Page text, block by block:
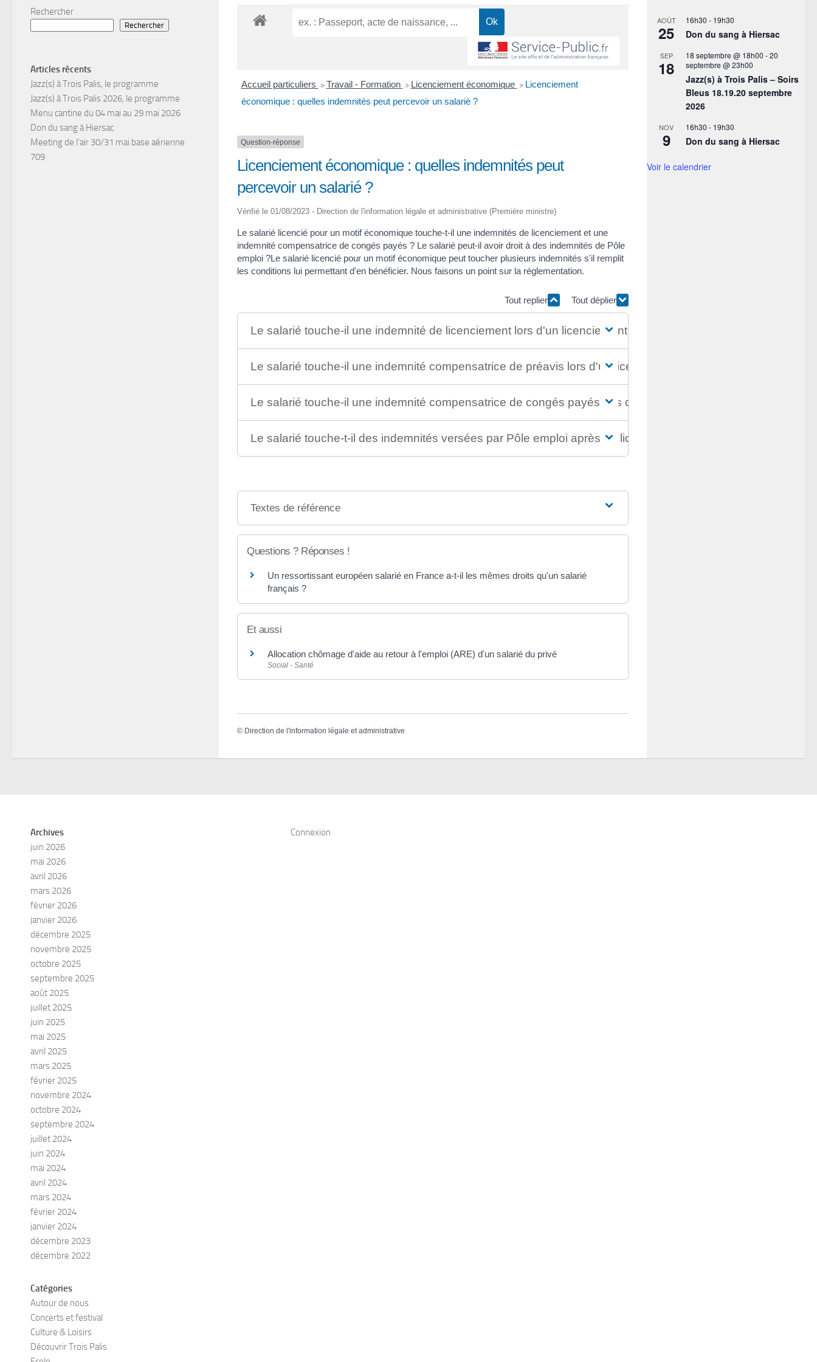
Accueil particuliers > Travail - Formation > Licenciement économique > Licenciement
économique : quelles indemnités peut percevoir un salarié ?
Question-réponse
Licenciement économique : quelles indemnités peut
percevoir un salarié ?
Vérifié le 01/08/2023 - Direction de l'information légale et administrative (Première ministre)
Le salarié licencié pour un motif économique touche-t-il une indemnités de licenciement et une
indemnité compensatrice de congés payés ? Le salarié peut-il avoir droit à des indemnités de Pôle
emploi ?Le salarié licencié pour un motif économique peut toucher plusieurs indemnités s'il remplit
les conditions lui permettant d'en bénéficier. Nous faisons un point sur la réglementation.
Tout replier Tout déplier
Le salarié touche-il une indemnité de licenciement lors d'un licenciement économique ?
Le salarié touche-il une indemnité compensatrice de préavis lors d'un licenciement économique?
Le salarié touche-il une indemnité compensatrice de congés payés lors d'un licenciement économique?
Le salarié touche-t-il des indemnités versées par Pôle emploi après un licenciement économique?
Textes de référence
Questions ? Réponses !
Un ressortissant européen salarié en France a-t-il les mêmes droits qu'un salarié
français ?
Et aussi
Allocation chômage d'aide au retour à l'emploi (ARE) d'un salarié du privé
Social - Santé
© Direction de l'information légale et administrative
Rechercher
Rechercher
Articles récents
Jazz(s) à Trois Palis, le programme
Jazz(s) à Trois Palis 2026, le programme
Menu cantine du 04 mai au 29 mai 2026
Don du sang à Hiersac
Meeting de l’air 30/31 mai base aérienne
709
AOÛT
25
16h30 - 19h30
Don du sang à Hiersac
SEP
18
18 septembre @ 18h00 -20
septembre @ 23h00
Jazz(s) à Trois Palis – Soirs
Bleus 18.19.20 septembre
2026
NOV
9
16h30 - 19h30
Don du sang à Hiersac
Voir le calendrier
Archives
juin 2026
mai 2026
avril 2026
mars 2026
février 2026
janvier 2026
décembre 2025
novembre 2025
octobre 2025
septembre 2025
août 2025
juillet 2025
juin 2025
mai 2025
avril 2025
mars 2025
février 2025
novembre 2024
octobre 2024
septembre 2024
juillet 2024
juin 2024
mai 2024
avril 2024
mars 2024
février 2024
janvier 2024
décembre 2023
décembre 2022
Catégories
Autour de nous
Concerts et festival
Culture & Loisirs
Découvrir Trois Palis
Connexion